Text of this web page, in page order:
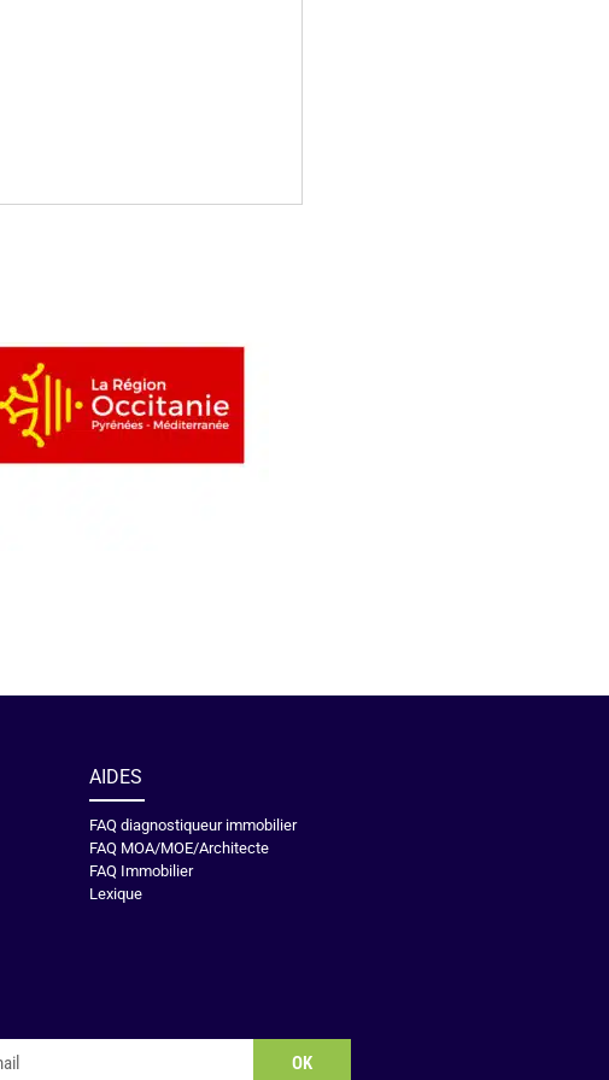
AIDES
FAQ diagnostiqueur immobilier
FAQ MOA/MOE/Architecte
FAQ Immobilier
Lexique
OK